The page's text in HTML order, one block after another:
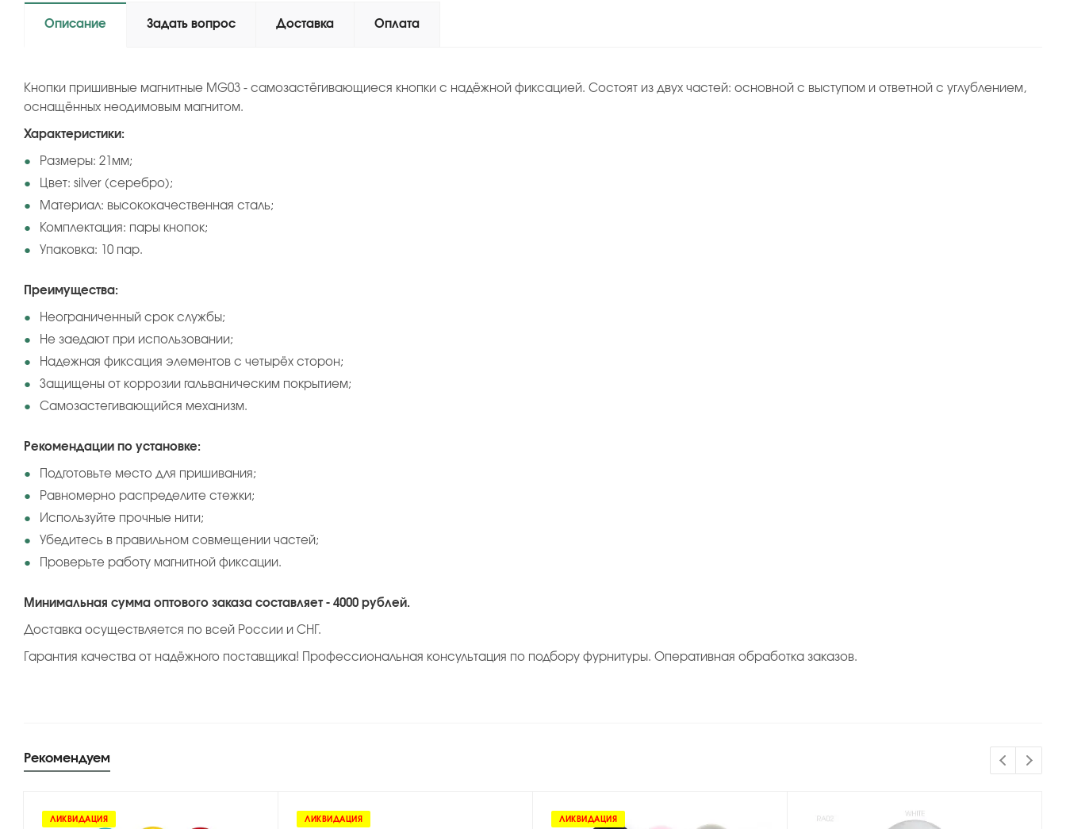
Описание Задать вопрос Доставка Оплата
Кнопки пришивные магнитные MG03 - cамозастёгивающиеся кнопки с надёжной фиксацией. Состоят из двух частей: основной с выступом и ответной с углублением,
оснащённых неодимовым магнитом.
Характеристики:
Размеры: 21мм;
Цвет: silver (серебро);
Материал: высококачественная сталь;
Комплектация: пары кнопок;
Упаковка: 10 пар.
Преимущества:
Неограниченный срок службы;
Не заедают при использовании;
Надежная фиксация элементов с четырёх сторон;
Защищены от коррозии гальваническим покрытием;
Самозастегивающийся механизм.
Рекомендации по установке:
Подготовьте место для пришивания;
Равномерно распределите стежки;
Используйте прочные нити;
Убедитесь в правильном совмещении частей;
Проверьте работу магнитной фиксации.
Минимальная сумма оптового заказа составляет - 4000 рублей.
Доставка осуществляется по всей России и СНГ.
Гарантия качества от надёжного поставщика! Профессиональная консультация по подбору фурнитуры. Оперативная обработка заказов.
Рекомендуем
ЛИКВИДАЦИЯ ЛИКВИДАЦИЯ ЛИКВИДАЦИЯ